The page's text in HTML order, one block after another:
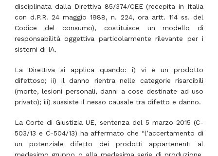
disciplinata dalla Direttiva 85/374/CEE (recepita in Italia
con d.P.R. 24 maggio 1988, n. 224, ora artt. 114 ss. del
Codice del consumo), costituisce un modello di
responsabilità oggettiva particolarmente rilevante per i
sistemi di IA.
La Direttiva si applica quando: i) vi è un prodotto
difettoso; ii) il danno rientra nelle categorie risarcibili
(morte, lesioni personali, danni a cose destinate ad uso
privato); iii) sussiste il nesso causale tra difetto e danno.
La Corte di Giustizia UE, sentenza del 5 marzo 2015 (C-
503/13 e C-504/13) ha affermato che “l’accertamento di
un potenziale difetto dei prodotti appartenenti al